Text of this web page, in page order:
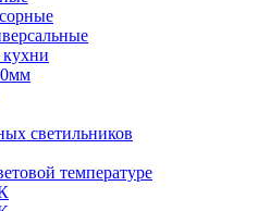
светильников
температуре